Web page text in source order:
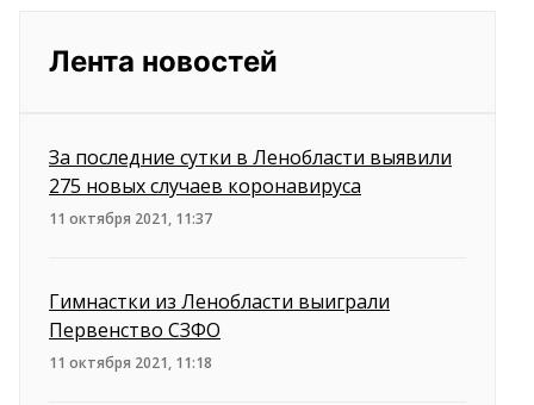
Лента новостей
За последние сутки в Ленобласти выявили
275 новых случаев коронавируса
11 октября 2021, 11:37
Гимнастки из Ленобласти выиграли
Первенство СЗФО
11 октября 2021, 11:18